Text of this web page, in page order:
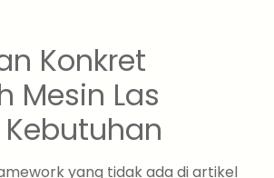
Konkret
Mesin Las
yang tidak ada di artikel